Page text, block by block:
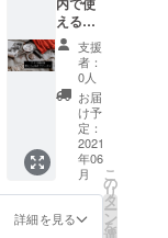
のご住
所、
メール
アドレ
スのご
記入を
お願い
致しま
す。
える
10％オ
フクー
ポン。
どの商
品にも
お使い
いただ
けま
す。 ※
ネット
ショッ
プ開設
支援
者：
0人
お届
け予
定：
2021
年06
月
詳細を見る
こ
の
リ
タ
ー
ン
を